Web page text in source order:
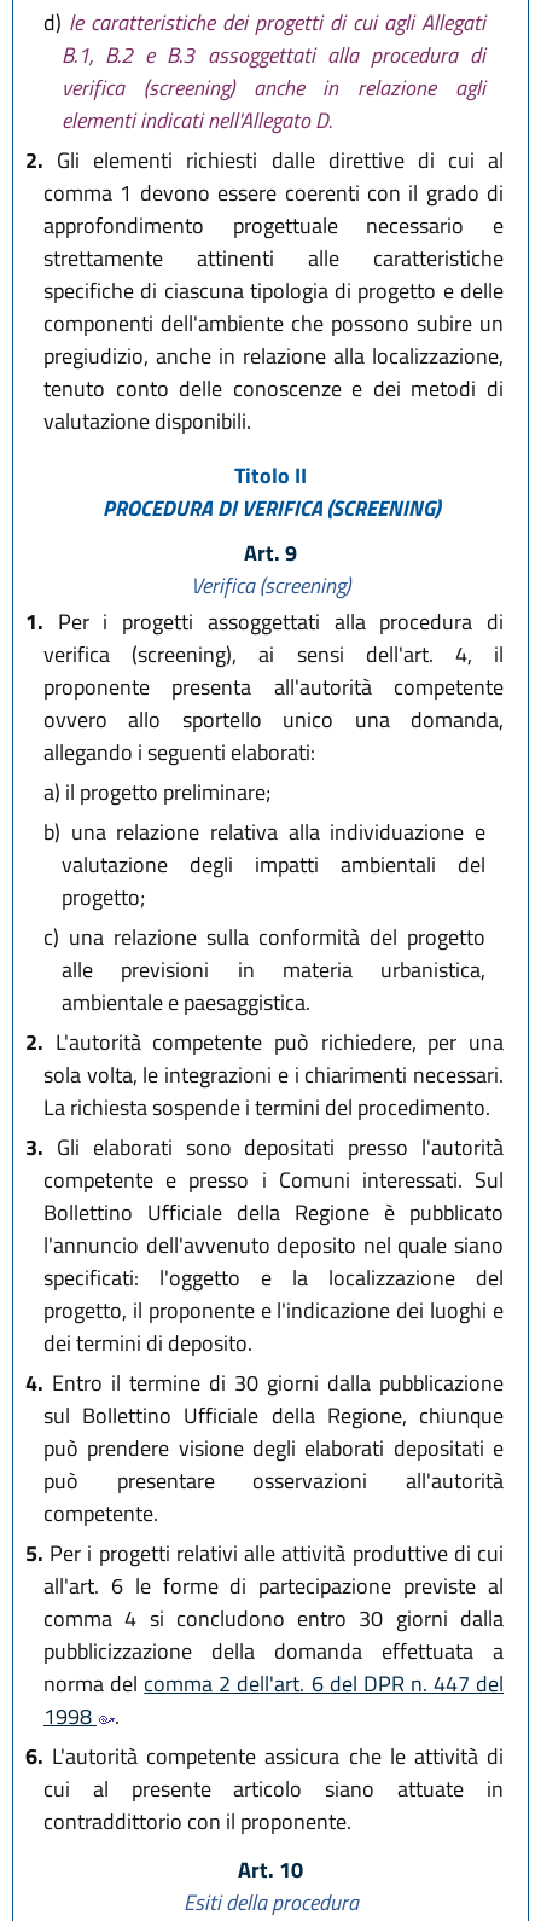
d) le caratteristiche dei progetti di cui agli Allegati
B.1, B.2 e B.3 assoggettati alla procedura di
verifica (screening) anche in relazione agli
elementi indicati nell'Allegato D.
2. Gli elementi richiesti dalle direttive di cui al
comma 1 devono essere coerenti con il grado di
approfondimento progettuale necessario e
strettamente attinenti alle caratteristiche
specifiche di ciascuna tipologia di progetto e delle
componenti dell'ambiente che possono subire un
pregiudizio, anche in relazione alla localizzazione,
tenuto conto delle conoscenze e dei metodi di
valutazione disponibili.
Titolo II
PROCEDURA DI VERIFICA (SCREENING)
Art. 9
Verifica (screening)
1. Per i progetti assoggettati alla procedura di
verifica (screening), ai sensi dell'art. 4, il
proponente presenta all'autorità competente
ovvero allo sportello unico una domanda,
allegando i seguenti elaborati:
a) il progetto preliminare;
b) una relazione relativa alla individuazione e
valutazione degli impatti ambientali del
progetto;
c) una relazione sulla conformità del progetto
alle previsioni in materia urbanistica,
ambientale e paesaggistica.
2. L'autorità competente può richiedere, per una
sola volta, le integrazioni e i chiarimenti necessari.
La richiesta sospende i termini del procedimento.
3. Gli elaborati sono depositati presso l'autorità
competente e presso i Comuni interessati. Sul
Bollettino Ufficiale della Regione è pubblicato
l'annuncio dell'avvenuto deposito nel quale siano
specificati: l'oggetto e la localizzazione del
progetto, il proponente e l'indicazione dei luoghi e
dei termini di deposito.
4. Entro il termine di 30 giorni dalla pubblicazione
sul Bollettino Ufficiale della Regione, chiunque
può prendere visione degli elaborati depositati e
può presentare osservazioni all'autorità
competente.
5. Per i progetti relativi alle attività produttive di cui
all'art. 6 le forme di partecipazione previste al
comma 4 si concludono entro 30 giorni dalla
pubblicizzazione della domanda effettuata a
norma del comma 2 dell'art. 6 del DPR n. 447 del
1998
.
6. L'autorità competente assicura che le attività di
cui al presente articolo siano attuate in
contraddittorio con il proponente.
Art. 10
Esiti della procedura